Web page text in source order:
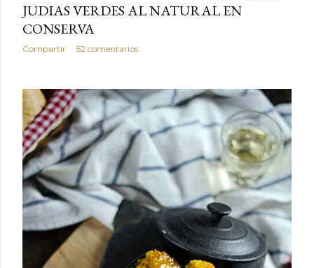
JUDIAS VERDES AL NATURAL EN
CONSERVA
Compartir 52 comentarios